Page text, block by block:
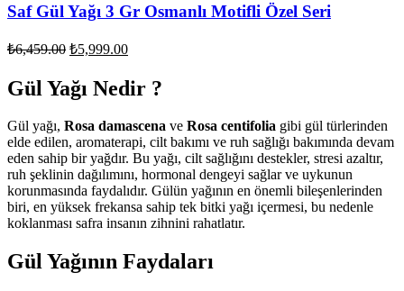
Saf Gül Yağı 3 Gr Osmanlı Motifli Özel Seri
₺6,459.00 Orijinal
₺6,459.00.
₺5,999.00Şu
fiyat:
₺5,999.00.
Gül Yağı Nedir ?
Gül yağı, Rosa damascena ve Rosa centifolia gibi gül türlerinden
elde edilen, aromaterapi, cilt bakımı ve ruh sağlığı bakımında devam
eden sahip bir yağdır. Bu yağı, cilt sağlığını destekler, stresi azaltır,
ruh şeklinin dağılımını, hormonal dengeyi sağlar ve uykunun
korunmasında faydalıdır. Gülün yağının en önemli bileşenlerinden
biri, en yüksek frekansa sahip tek bitki yağı içermesi, bu nedenle
koklanması safra insanın zihnini rahatlatır.
Gül Yağının Faydaları